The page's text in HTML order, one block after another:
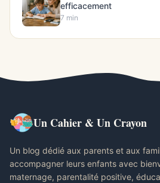
efficacement
7 min
Un Cahier & Un Crayon
Un blog dédié aux parents et aux
accompagner leurs enfants avec
maternage, parentalité positive,